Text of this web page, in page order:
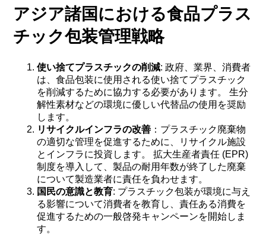
アジア諸国における食品プラス
チック包装管理戦略
使い捨てプラスチックの削減: 政府、業界、消費者
は、食品包装に使用される使い捨てプラスチック
を削減するために協力する必要があります。 生分
解性素材などの環境に優しい代替品の使用を奨励
します。
リサイクルインフラの改善 ：プラスチック廃棄物
の適切な管理を促進するために、リサイクル施設
とインフラに投資します。 拡大生産者責任 (EPR)
制度を導入して、製品の耐用年数が終了した廃棄
について製造業者に責任を負わせます。
国民の意識と教育: プラスチック包装が環境に与え
る影響について消費者を教育し、責任ある消費を
促進するための一般啓発キャンペーンを開始しま
す。